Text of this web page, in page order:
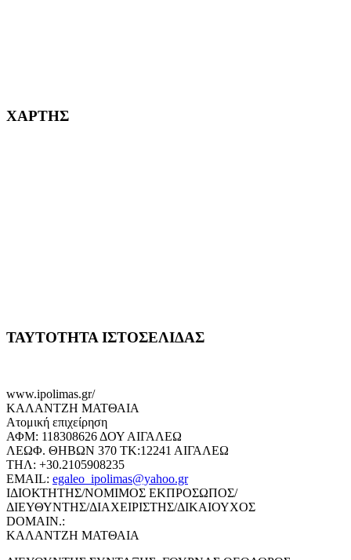
ΧΑΡΤΗΣ
ΤΑΥΤΟΤΗΤΑ ΙΣΤΟΣΕΛΙΔΑΣ
www.ipolimas.gr/
ΚΑΛΑΝΤΖΗ ΜΑΤΘΑΙΑ
Ατομική επιχείρηση
ΑΦΜ: 118308626 ΔΟΥ ΑΙΓΑΛΕΩ
ΛΕΩΦ. ΘΗΒΩΝ 370 ΤΚ:12241 ΑΙΓΑΛΕΩ
ΤΗΛ: +30.2105908235
EMAIL: egaleo_ipolimas@yahoo.gr
ΙΔΙΟΚΤΗΤΗΣ/ΝΟΜΙΜΟΣ ΕΚΠΡΟΣΩΠΟΣ/
ΔΙΕΥΘΥΝΤΗΣ/ΔΙΑΧΕΙΡΙΣΤΗΣ/ΔΙΚΑΙΟΥΧΟΣ
DOMAIN.:
ΚΑΛΑΝΤΖΗ ΜΑΤΘΑΙΑ